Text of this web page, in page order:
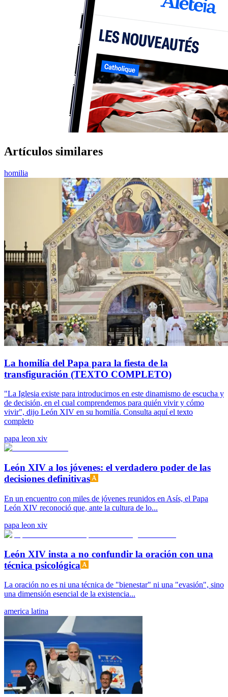
Artículos similares
homilia
La homilía del Papa para la fiesta de la
transfiguración (TEXTO COMPLETO)
"La Iglesia existe para introducirnos en este dinamismo de escucha y
de decisión, en el cual comprendemos para quién vivir y cómo
vivir", dijo León XIV en su homilía. Consulta aquí el texto
completo
papa leon xiv
León XIV a los jóvenes: el verdadero poder de las
decisiones definitivas
En un encuentro con miles de jóvenes reunidos en Asís, el Papa
León XIV reconoció que, ante la cultura de lo...
papa leon xiv
León XIV insta a no confundir la oración con una
técnica psicológica
La oración no es ni una técnica de "bienestar" ni una "evasión", sino
una dimensión esencial de la existencia...
america latina